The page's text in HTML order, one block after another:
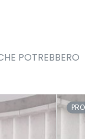
POTREBBERO